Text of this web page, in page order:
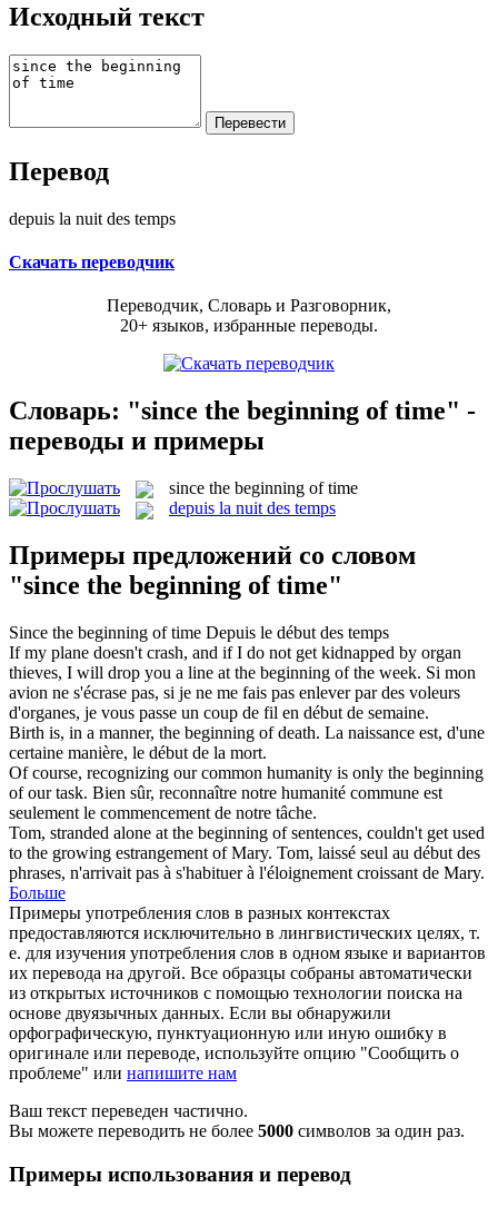
Исходный текст
Перевод
depuis la nuit des temps
Скачать переводчик
Переводчик, Словарь и Разговорник,
20+ языков, избранные переводы.
Словарь: "since the beginning of time" -
переводы и примеры
since the beginning of time
depuis la nuit des temps
Примеры предложений со словом
"since the beginning of time"
Since the beginning of time Depuis le début des temps
If my plane doesn't crash, and if I do not get kidnapped by organ
thieves, I will drop you a line at the beginning ofthe week. Si mon
avion ne s'écrase pas, si je ne me fais pas enlever par des voleurs
d'organes, je vous passe un coup de fil en début de semaine.
Birth is, in a manner, the beginning ofdeath. La naissance est, d'une
certaine manière, le début de la mort.
Of course, recognizing our common humanity is only the beginning
ofour task. Bien sûr, reconnaître notre humanité commune est
seulement le commencement de notre tâche.
Tom, stranded alone at the beginning ofsentences, couldn't get used
to the growing estrangement of Mary. Tom, laissé seul au début des
phrases, n'arrivait pas à s'habituer à l'éloignement croissant de Mary.
Больше
Примеры употребления слов в разных контекстах
предоставляются исключительно в лингвистических целях, т.
е. для изучения употребления слов в одном языке и вариантов
их перевода на другой. Все образцы собраны автоматически
из открытых источников с помощью технологии поиска на
основе двуязычных данных. Если вы обнаружили
орфографическую, пунктуационную или иную ошибку в
оригинале или переводе, используйте опцию "Сообщить о
проблеме" или напишите нам
Ваш текст переведен частично.
Вы можете переводить не более 5000 символов за один раз.
Примеры использования и перевод